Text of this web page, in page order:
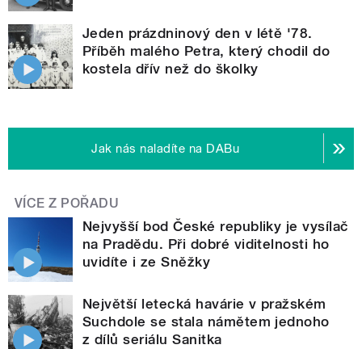
Jeden prázdninový den v létě '78.
Příběh malého Petra, který chodil do
kostela dřív než do školky
Jak nás naladíte na DABu
VÍCE Z POŘADU
Nejvyšší bod České republiky je vysílač
na Pradědu. Při dobré viditelnosti ho
uvidíte i ze Sněžky
Největší letecká havárie v pražském
Suchdole se stala námětem jednoho
z dílů seriálu Sanitka